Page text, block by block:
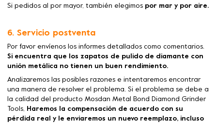
Si pedidos al por mayor, también elegimos por mar y por aire.
6. Servicio postventa
Por favor envíenos los informes detallados como comentarios.
Si encuentra que los zapatos de pulido de diamante con
unión metálica no tienen un buen rendimiento.
Analizaremos las posibles razones e intentaremos encontrar
una manera de resolver el problema. Si el problema se debe a
la calidad del producto Mosdan Metal Bond Diamond Grinder
Tools, Haremos la compensación de acuerdo con su
pérdida real y le enviaremos un nuevo reemplazo, incluso